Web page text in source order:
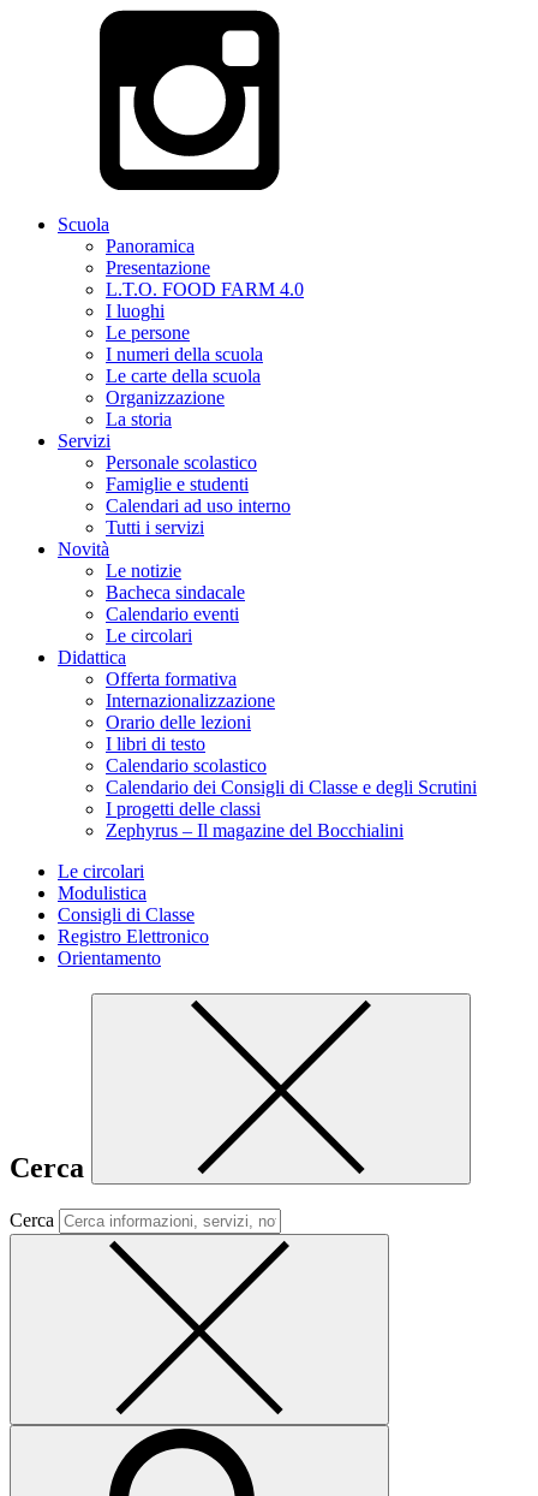
Scuola
Panoramica
Presentazione
L.T.O. FOOD FARM 4.0
I luoghi
Le persone
I numeri della scuola
Le carte della scuola
Organizzazione
La storia
Servizi
Personale scolastico
Famiglie e studenti
Calendari ad uso interno
Tutti i servizi
Novità
Le notizie
Bacheca sindacale
Calendario eventi
Le circolari
Didattica
Offerta formativa
Internazionalizzazione
Orario delle lezioni
I libri di testo
Calendario scolastico
Calendario dei Consigli di Classe e degli Scrutini
I progetti delle classi
Zephyrus – Il magazine del Bocchialini
Le circolari
Modulistica
Consigli di Classe
Registro Elettronico
Orientamento
Cerca
Cerca